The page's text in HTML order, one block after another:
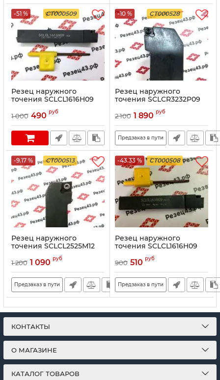
-51 % CT000509
Резец наружного
точения SCLCL1616H09
1 000 490 руб
-10 % CT000528
Резец наружного
точения SCLCR3232P09
2 100 1 890 руб
Предзаказ в пути
-9.17 % CT000513
Резец наружного
точения SCLCL2525M12
1 200 1 090 руб
Предзаказ в пути
-43.33 % CT000508
Резец наружного
точения SCLCL1616H09
900 510 руб
Предзаказ в пути
КОНТАКТЫ
О МАГАЗИНЕ
КАТАЛОГ ТОВАРОВ